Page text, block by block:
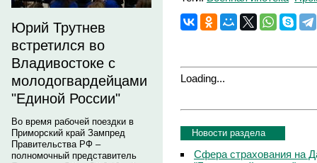
Юрий Трутнев
встретился во
Владивостоке с
молодогвардейцами
"Единой России"
Во время рабочей поездки в
Приморский край Зампред
Правительства РФ –
полномочный представитель
Loading...
Новости раздела
Сфера страхования на